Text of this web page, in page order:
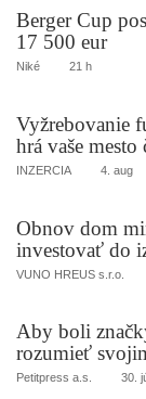
Berger Cup
17 500 eur
Niké 21 h
Vyžrebovanie
hrá vaše mesto
INZERCIA 4. aug
Obnov dom
investovať do
VUNO HREUS s.r.o.
Aby boli
rozumieť
Petitpress a.s. 30.